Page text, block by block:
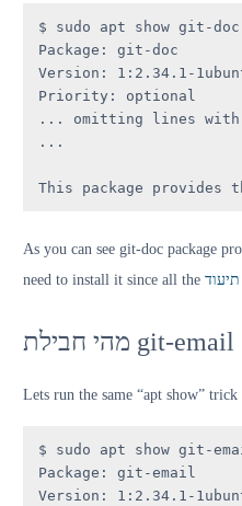
$ sudo apt show git-doc
Package: git-doc
Version: 1:2.34.1-
Priority: optional
... omitting lines with
...
This package provides
As you can see git-doc package
need to install it since all the
מהי חבילת git-email
Lets run the same “apt show”
$ sudo apt show git-
Package: git-email
Version: 1:2.34.1-